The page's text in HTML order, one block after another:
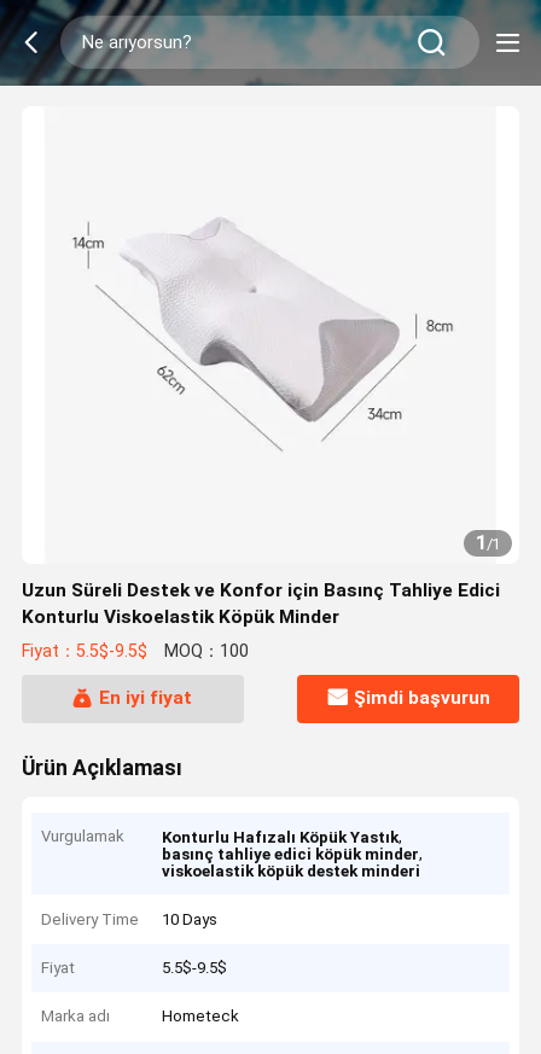
1/1
Uzun Süreli Destek ve Konfor için Basınç Tahliye Edici
Konturlu Viskoelastik Köpük Minder
Fiyat：5.5$-9.5$ MOQ：100
En iyi fiyat Şimdi başvurun
Ürün Açıklaması
Vurgulamak Konturlu Hafızalı Köpük Yastık,
basınç tahliye edici köpük minder,
viskoelastik köpük destek minderi
Delivery Time 10 Days
Fiyat 5.5$-9.5$
Marka adı Hometeck